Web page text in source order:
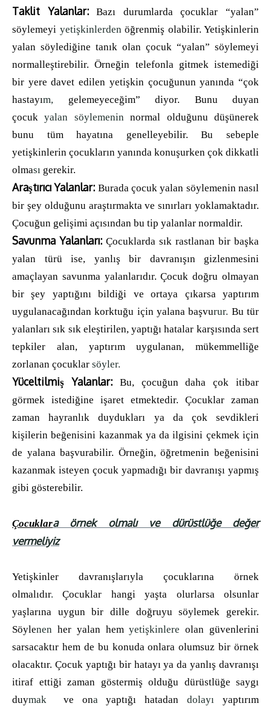
Taklit Yalanlar:Bazı durumlarda çocuklar “yalan”
söylemeyi yetişkinlerden öğrenmiş olabilir. Yetişkinlerin
yalan söylediğine tanık olan çocuk “yalan” söylemeyi
normalleştirebilir. Örneğin telefonla gitmek istemediği
bir yere davet edilen yetişkin çocuğunun yanında “çok
hastayım, gelemeyeceğim” diyor. Bunu duyan
çocukyalan söylemeninnormal olduğunu düşünerek
bunu tüm hayatına genelleyebilir. Bu sebeple
yetişkinlerin çocukların yanında konuşurken çok dikkatli
olması gerekir.
Araştırıcı Yalanlar: Burada çocuk yalan söylemenin nasıl
bir şey olduğunu araştırmakta ve sınırları yoklamaktadır.
Çocuğun gelişimi açısından bu tip yalanlar normaldir.
Savunma Yalanları: Çocuklarda sık rastlanan bir başka
yalan türü ise, yanlış bir davranışın gizlenmesini
amaçlayan savunma yalanlarıdır. Çocuk doğru olmayan
bir şey yaptığını bildiği ve ortaya çıkarsa yaptırım
uygulanacağından korktuğu için yalana başvurur. Bu tür
yalanları sık sık eleştirilen, yaptığı hatalar karşısında sert
tepkiler alan, yaptırım uygulanan, mükemmelliğe
zorlanan çocuklar söyler.
Yüceltilmiş Yalanlar: Bu, çocuğun daha çok itibar
görmek istediğine işaret etmektedir. Çocuklar zaman
zaman hayranlık duydukları ya da çok sevdikleri
kişilerin beğenisini kazanmak ya da ilgisini çekmek için
de yalana başvurabilir. Örneğin, öğretmenin beğenisini
kazanmak isteyen çocuk yapmadığı bir davranışı yapmış
gibi gösterebilir.
Çocuklara örnek olmalı ve dürüstlüğe değer
vermeliyiz
Yetişkinler davranışlarıyla çocuklarına örnek
olmalıdır. Çocuklar hangi yaşta olurlarsa olsunlar
yaşlarına uygun bir dille doğruyu söylemek gerekir.
Söylenen her yalan hemyetişkinlere olan güvenlerini
sarsacaktır hem de bu konuda onlara olumsuz bir örnek
olacaktır. Çocuk yaptığı bir hatayı ya da yanlış davranışı
itiraf ettiği zaman göstermiş olduğu dürüstlüğe saygı
duymak ve onayaptığı hatadandolayıyaptırım